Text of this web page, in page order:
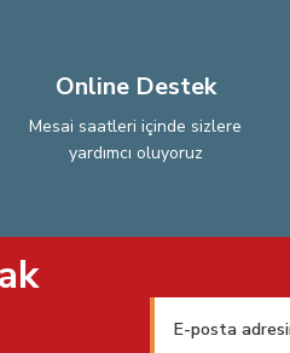
Online Destek
Mesai saatleri içinde sizlere
yardımcı oluyoruz